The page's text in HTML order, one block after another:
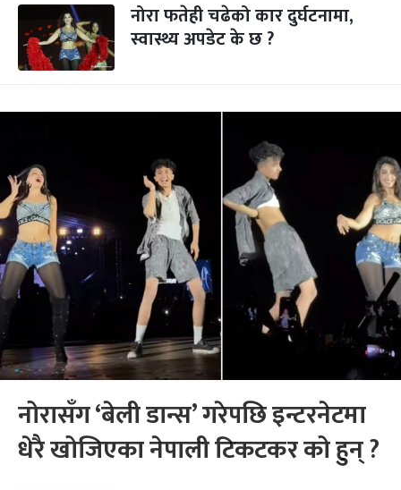
नोरा फतेही चढेको कार दुर्घटनामा,
स्वास्थ्य अपडेट के छ ?
नोरासँग ‘बेली डान्स’ गरेपछि इन्टरनेटमा
धेरै खोजिएका नेपाली टिकटकर को हुन् ?